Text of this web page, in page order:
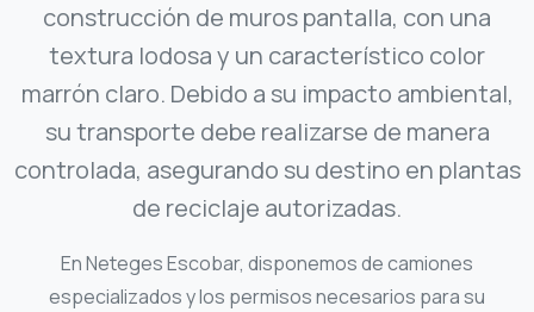
construcción de muros pantalla, con una
textura lodosa y un característico color
marrón claro. Debido a su impacto ambiental,
su transporte debe realizarse de manera
controlada, asegurando su destino en plantas
de reciclaje autorizadas.
En Neteges Escobar, disponemos de camiones
especializados y los permisos necesarios para su